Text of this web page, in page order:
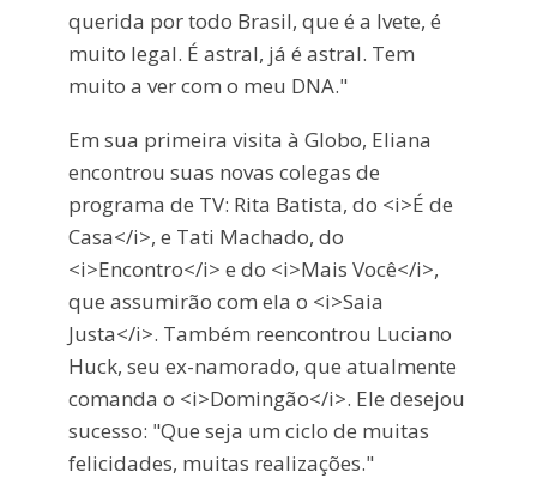
querida por todo Brasil, que é a Ivete, é
muito legal. É astral, já é astral. Tem
muito a ver com o meu DNA."
Em sua primeira visita à Globo, Eliana
encontrou suas novas colegas de
programa de TV: Rita Batista, do <i>É de
Casa</i>, e Tati Machado, do
<i>Encontro</i> e do <i>Mais Você</i>,
que assumirão com ela o <i>Saia
Justa</i>. Também reencontrou Luciano
Huck, seu ex-namorado, que atualmente
comanda o <i>Domingão</i>. Ele desejou
sucesso: "Que seja um ciclo de muitas
felicidades, muitas realizações."